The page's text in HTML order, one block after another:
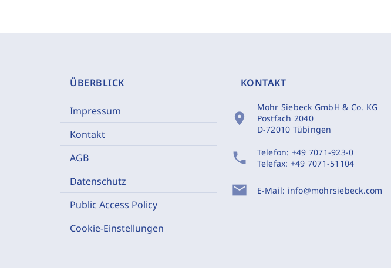
ÜBERBLICK
Impressum
Kontakt
AGB
Datenschutz
Public Access Policy
Cookie-Einstellungen
KONTAKT
location_on
Mohr Siebeck GmbH & Co. KG
Postfach 2040
D-72010 Tübingen
phone Telefon: +49 7071-923-0
Telefax: +49 7071-51104
mail E-Mail: info@mohrsiebeck.com